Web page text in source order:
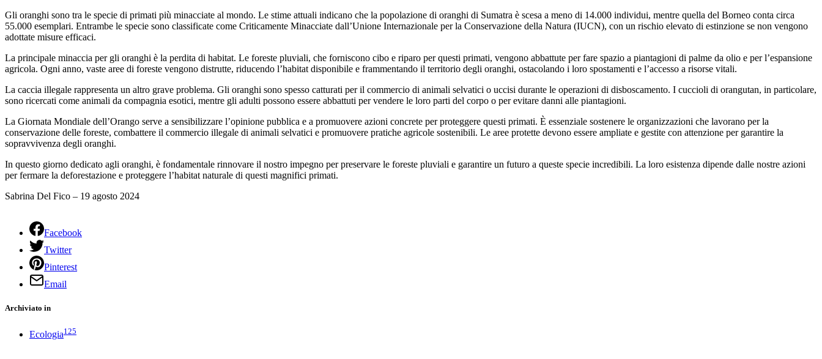
Gli oranghi sono tra le specie di primati più minacciate al mondo. Le stime attuali indicano che la popolazione di oranghi di Sumatra è scesa a meno di 14.000 individui, mentre quella del Borneo conta circa
55.000 esemplari. Entrambe le specie sono classificate come Criticamente Minacciate dall’Unione Internazionale per la Conservazione della Natura (IUCN), con un rischio elevato di estinzione se non vengono
adottate misure efficaci.
La principale minaccia per gli oranghi è la perdita di habitat. Le foreste pluviali, che forniscono cibo e riparo per questi primati, vengono abbattute per fare spazio a piantagioni di palme da olio e per l’espansione
agricola. Ogni anno, vaste aree di foreste vengono distrutte, riducendo l’habitat disponibile e frammentando il territorio degli oranghi, ostacolando i loro spostamenti e l’accesso a risorse vitali.
La caccia illegale rappresenta un altro grave problema. Gli oranghi sono spesso catturati per il commercio di animali selvatici o uccisi durante le operazioni di disboscamento. I cuccioli di orangutan, in particolare,
sono ricercati come animali da compagnia esotici, mentre gli adulti possono essere abbattuti per vendere le loro parti del corpo o per evitare danni alle piantagioni.
La Giornata Mondiale dell’Orango serve a sensibilizzare l’opinione pubblica e a promuovere azioni concrete per proteggere questi primati. È essenziale sostenere le organizzazioni che lavorano per la
conservazione delle foreste, combattere il commercio illegale di animali selvatici e promuovere pratiche agricole sostenibili. Le aree protette devono essere ampliate e gestite con attenzione per garantire la
sopravvivenza degli oranghi.
In questo giorno dedicato agli oranghi, è fondamentale rinnovare il nostro impegno per preservare le foreste pluviali e garantire un futuro a queste specie incredibili. La loro esistenza dipende dalle nostre azioni
per fermare la deforestazione e proteggere l’habitat naturale di questi magnifici primati.
Sabrina Del Fico – 19 agosto 2024
Facebook
Twitter
Pinterest
Email
Archiviato in
Ecologia125